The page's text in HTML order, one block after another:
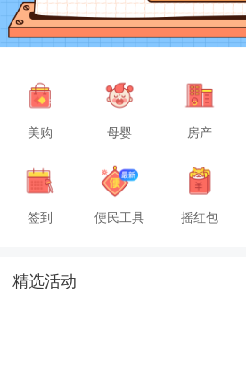
美购 母婴 房产
签到 便民工具 摇红包
精选活动